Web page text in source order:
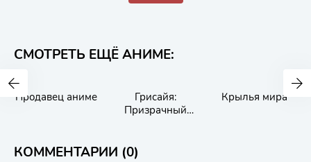
СМОТРЕТЬ ЕЩЁ АНИМЕ:
Продавец аниме
Грисайя:
Призрачный
Крылья мира
КОММЕНТАРИИ (0)